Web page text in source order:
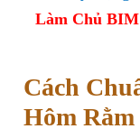
Làm Chủ
Cách
Hôm Rằm